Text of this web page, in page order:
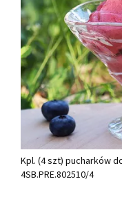
Kpl. (4 szt) pucharków
4SB.PRE.802510/4